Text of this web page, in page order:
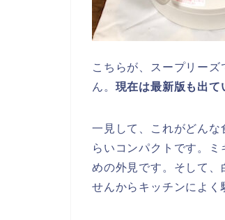
こちらが、スープリー
ん。 現在は最新版も出て
一見して、これがどんな
らいコンパクトです。
めの外見です。そして、
せんからキッチンによく